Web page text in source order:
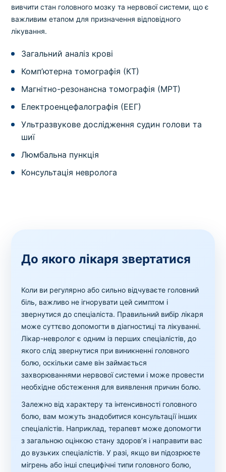
вивчити стан головного мозку та нервової системи, що є
важливим етапом для призначення відповідного
лікування.
Загальний аналіз крові
Комп’ютерна томографія (КТ)
Магнітно-резонансна томографія (МРТ)
Електроенцефалографія (ЕЕГ)
Ультразвукове дослідження судин голови та
шиї
Люмбальна пункція
Консультація невролога
До якого лікаря звертатися
Коли ви регулярно або сильно відчуваєте головний
біль, важливо не ігнорувати цей симптом і
звернутися до спеціаліста. Правильний вибір лікаря
може суттєво допомогти в діагностиці та лікуванні.
Лікар-невролог є одним із перших спеціалістів, до
якого слід звернутися при виникненні головного
болю, оскільки саме він займається
захворюваннями нервової системи і може провести
необхідне обстеження для виявлення причин болю.
Залежно від характеру та інтенсивності головного
болю, вам можуть знадобитися консультації інших
спеціалістів. Наприклад, терапевт може допомогти
з загальною оцінкою стану здоров’я і направити вас
до вузьких спеціалістів. У разі, якщо ви підозрюєте
мігрень або інші специфічні типи головного болю,